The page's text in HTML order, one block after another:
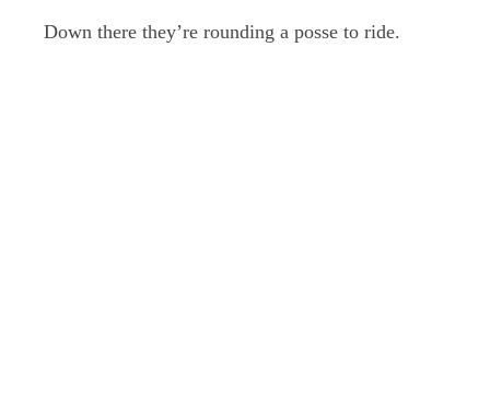
Down there they’re rounding a posse to ride.